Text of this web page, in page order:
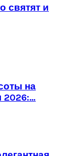
святят и
на
2026:…